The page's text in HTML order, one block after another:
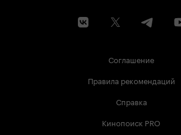
Соглашение
Правила рекомендаций
Справка
Кинопоиск PRO